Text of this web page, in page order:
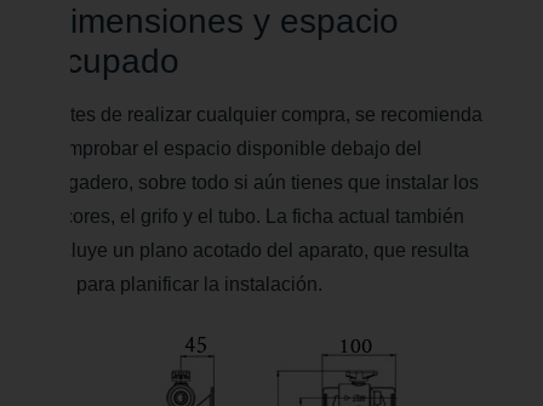
Dimensiones y espacio
ocupado
Antes de realizar cualquier compra, se recomienda
comprobar el espacio disponible debajo del
fregadero, sobre todo si aún tienes que instalar los
racores, el grifo y el tubo. La ficha actual también
incluye un plano acotado del aparato, que resulta
útil para planificar la instalación.